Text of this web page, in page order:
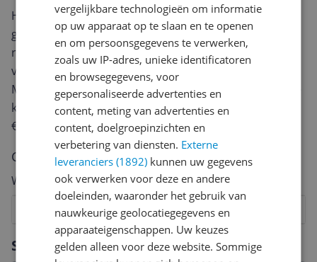
Specificaties
Heb jij dit product in bezit en wil je graag je mening
geven? Start dan hieronder met het schrijven van je
review. Afhankelijk van de details duurt het schrijven
van een review gemiddeld tussen de 3 en 10 minuten.
Met jouw mening help je andere bezoekers een betere
keuze te maken én maak je iedere maand kans op
€250,-!
Klik hier voor de actievoorwaarden.
Cijfer
Welk cijfer geef jij dit product?
8
7
6
5
4
3
2
Vraag 1 van 4
vergelijkbare technologieën om informatie
op uw apparaat op te slaan en te openen
en om persoonsgegevens te verwerken,
zoals uw IP-adres, unieke identificatoren
en browsegegevens, voor
gepersonaliseerde advertenties en
content, meting van advertenties en
content, doelgroepinzichten en
verbetering van diensten. Externe
leveranciers (1892) kunnen uw gegevens
ook verwerken voor deze en andere
doeleinden, waaronder het gebruik van
nauwkeurige geolocatiegegevens en
apparaateigenschappen. Uw keuzes
gelden alleen voor deze website. Sommige